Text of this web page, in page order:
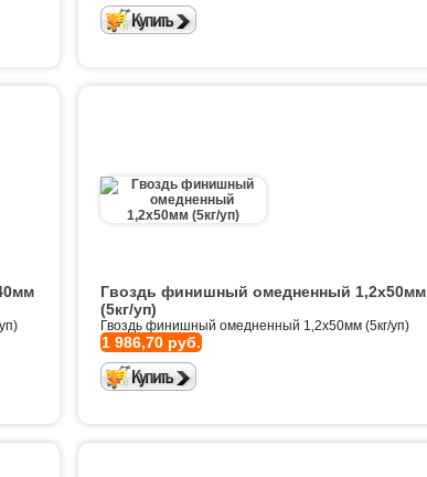
Гвоздь финишный омедненный 1,2х50мм
(5кг/уп)
Гвоздь финишный омедненный 1,2х50мм (5кг/уп)
1 986,70 руб.